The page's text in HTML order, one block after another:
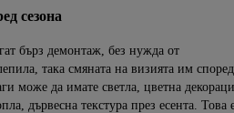
сезона
бърз демонтаж, без нужда от
така смяната на визията им според
може да имате светла, цветна
дървесна текстура през есента. Това